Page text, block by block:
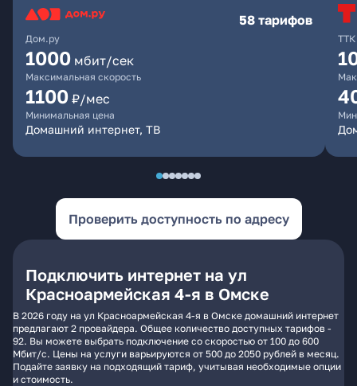
Дом.ру
58 тарифов
1000 мбит/сек
Максимальная скорость
1100 ₽/мес
Минимальная цена
Домашний интернет, ТВ
ТТК
Проверить доступность по адресу
Подключить интернет на ул
Красноармейская 4-я в Омске
В 2026 году на ул Красноармейская 4-я в Омске домашний интернет
предлагают 2 провайдера. Общее количество доступных тарифов -
92. Вы можете выбрать подключение со скоростью от 100 до 600
Мбит/с. Цены на услуги варьируются от 500 до 2050 рублей в месяц.
Подайте заявку на подходящий тариф, учитывая необходимые опции
и стоимость.